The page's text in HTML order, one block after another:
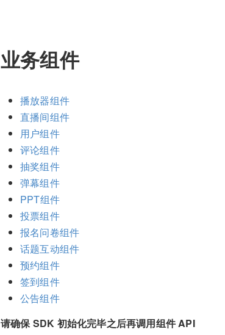
业务组件
播放器组件
直播间组件
用户组件
评论组件
抽奖组件
弹幕组件
PPT组件
投票组件
报名问卷组件
话题互动组件
预约组件
签到组件
公告组件
请确保 SDK 初始化完毕之后再调用组件 API